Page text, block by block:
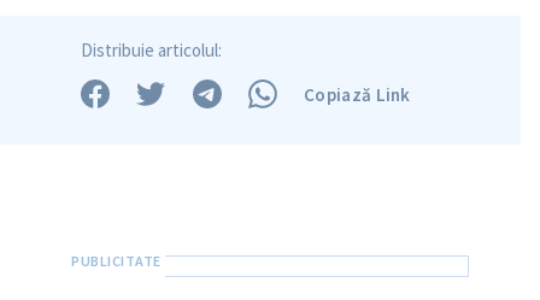
Distribuie articolul:
Copiază Link